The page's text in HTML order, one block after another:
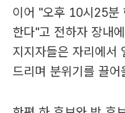
이어 "오후 10시25분
한다"고 전하자 장내
지지자들은 자리에서
드리며 분위기를 끌어